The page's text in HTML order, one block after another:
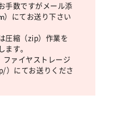
手数ですがメール添
）にてお送り下さい
圧縮（zip）作業を
す。
ファイヤストレージ
）にてお送りくださ